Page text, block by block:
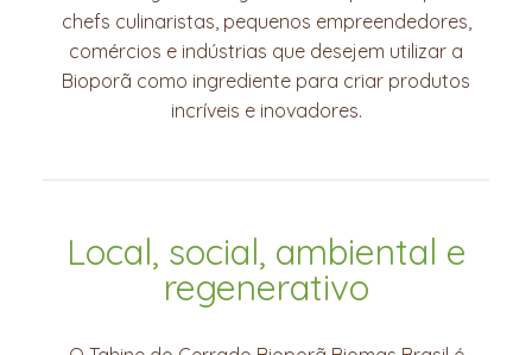
chefs culinaristas, pequenos empreendedores,
comércios e indústrias que desejem utilizar a
Bioporã como ingrediente para criar produtos
incríveis e inovadores.
Local, social, ambiental e
regenerativo